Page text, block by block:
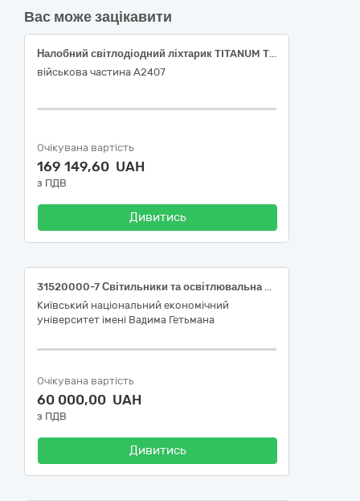
Вас може зацікавити
Налобний світлодіодний ліхтарик TITANUM TLF-H08 110Lm 8500/7700К (оригінал або еквівалент)
військова частина А2407
Очікувана вартість
169 149,60 UAH
з ПДВ
Дивитись
31520000-7 Світильники та освітлювальна арматура (Панелі світлодіодні, лінійні світлодіодні світильники)
Київський національний економічний
університет імені Вадима Гетьмана
Очікувана вартість
60 000,00 UAH
з ПДВ
Дивитись